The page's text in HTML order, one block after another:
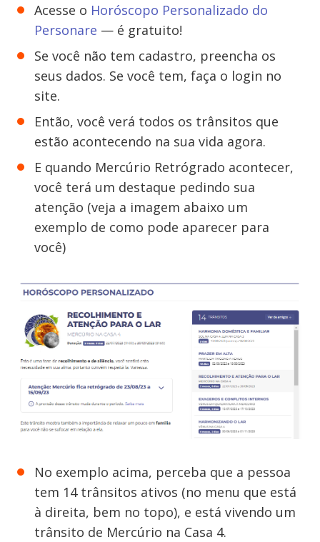
Acesse o Horóscopo Personalizado do
Personare — é gratuito!
Se você não tem cadastro, preencha os
seus dados. Se você tem, faça o login no
site.
Então, você verá todos os trânsitos que
estão acontecendo na sua vida agora.
E quando Mercúrio Retrógrado acontecer,
você terá um destaque pedindo sua
atenção (veja a imagem abaixo um
exemplo de como pode aparecer para
você)
No exemplo acima, perceba que a pessoa
tem 14 trânsitos ativos (no menu que está
à direita, bem no topo), e está vivendo um
trânsito de Mercúrio na Casa 4.